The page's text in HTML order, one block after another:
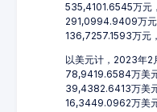
535,4101.6545万元
291,0994.9409万元
136,7257.1593万元
以美元计，2023年2
78,9419.6584万美
39,4382.6413万美
16,3449.0962万美